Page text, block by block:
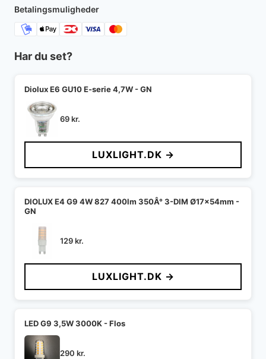
Betalingsmuligheder
Har du set?
Diolux E6 GU10 E-serie 4,7W - GN
69kr.
LUXLIGHT.DK →
DIOLUX E4 G9 4W 827 400lm 350Â° 3-DIM Ø17x54mm -
GN
129kr.
LUXLIGHT.DK →
LED G9 3,5W 3000K - Flos
290 kr.